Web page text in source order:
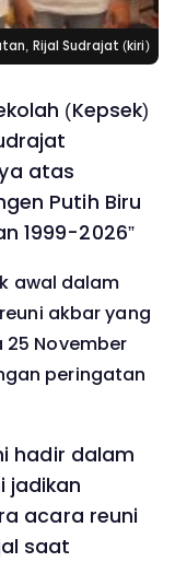
Rijal Sudrajat (kiri)
(Kepsek)
atas
Putih Biru
1999-2026”
awal dalam
akbar yang
November
peringatan
hadir dalam
jadikan
acara reuni
saat